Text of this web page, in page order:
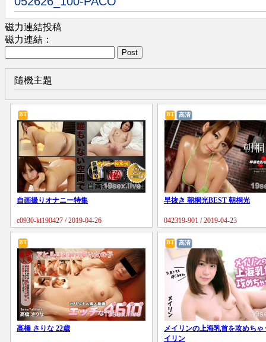
磁力連結投稿
磁力連結：
Post
隨機主題
BT
自画撮りオナニー特集
c0930-ki190427 / 2019-04-26
BT 高清
早抜き 朝桐光BEST 朝桐光
042319-901 / 2019-04-23
BT
高橋 さりな 22歳
BT 高清
メイリンの上海乳首を攻めちゃ
イリン